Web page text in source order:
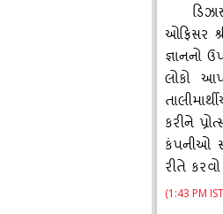
ઓફિસર
જ્ઞાનનો
લોકો
કરીને
કંપનીઓ
રીતે
(1:43 PM